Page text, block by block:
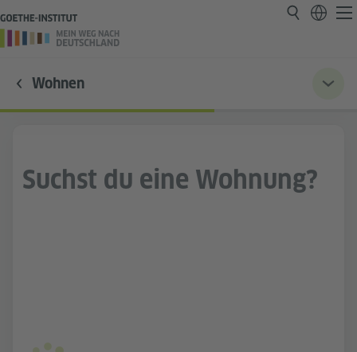
Wohnen
Suchst du eine Wohnung?